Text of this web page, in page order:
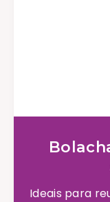
Ideais para